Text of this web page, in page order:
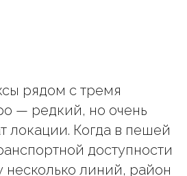
рядом с тремя
— редкий, но очень
локации. Когда в пешей
доступности
несколько линий, район